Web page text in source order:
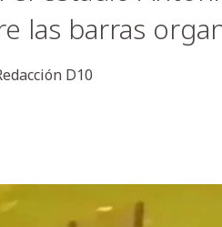
las barras
D10